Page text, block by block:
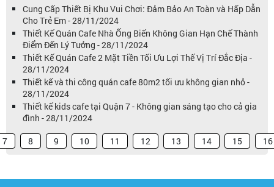
Cung Cấp Thiết Bị Khu Vui Chơi: Đảm Bảo An Toàn và Hấp Dẫn
Cho Trẻ Em - 28/11/2024
Thiết Kế Quán Cafe Nhà Ống Biến Không Gian Hạn Chế Thành
Điểm Đến Lý Tưởng - 28/11/2024
Thiết Kế Quán Cafe 2 Mặt Tiền Tối Ưu Lợi Thế Vị Trí Đắc Địa -
28/11/2024
Thiết kế và thi công quán cafe 80m2 tối ưu không gian nhỏ -
28/11/2024
Thiết kế kids cafe tại Quận 7 - Không gian sáng tạo cho cả gia
đình - 28/11/2024
7 8 9 10 11 12 13 14 15 16